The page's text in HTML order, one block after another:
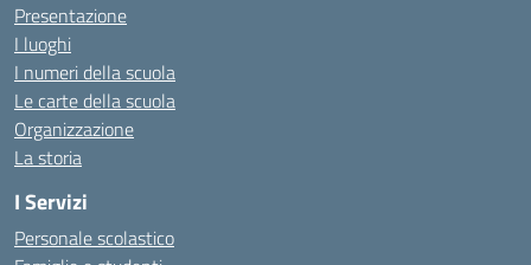
Presentazione
I luoghi
I numeri della scuola
Le carte della scuola
Organizzazione
La storia
I Servizi
Personale scolastico